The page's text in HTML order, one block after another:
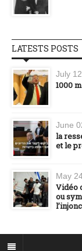
LATESTS POSTS
July
1000
June
la
et le
May
Vidéo
ou